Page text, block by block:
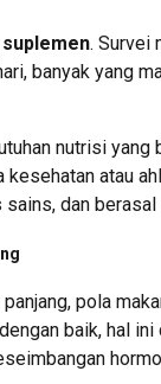
suplemen. Survei
banyak yang
nutrisi yang
atau
dan
pola
baik, hal